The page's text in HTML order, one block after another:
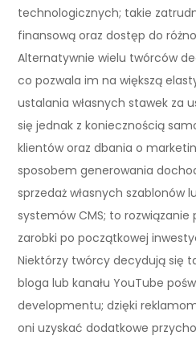
technologicznych; takie
finansową oraz dostęp do
Alternatywnie wielu twórców
co pozwala im na większą
ustalania własnych stawek za
się jednak z koniecznością
klientów oraz dbania o
sposobem generowania
sprzedaż własnych szablonów
systemów CMS; to rozwiązanie
zarobki po początkowej
Niektórzy twórcy decydują się
bloga lub kanału YouTube
developmentu; dzięki
oni uzyskać dodatkowe